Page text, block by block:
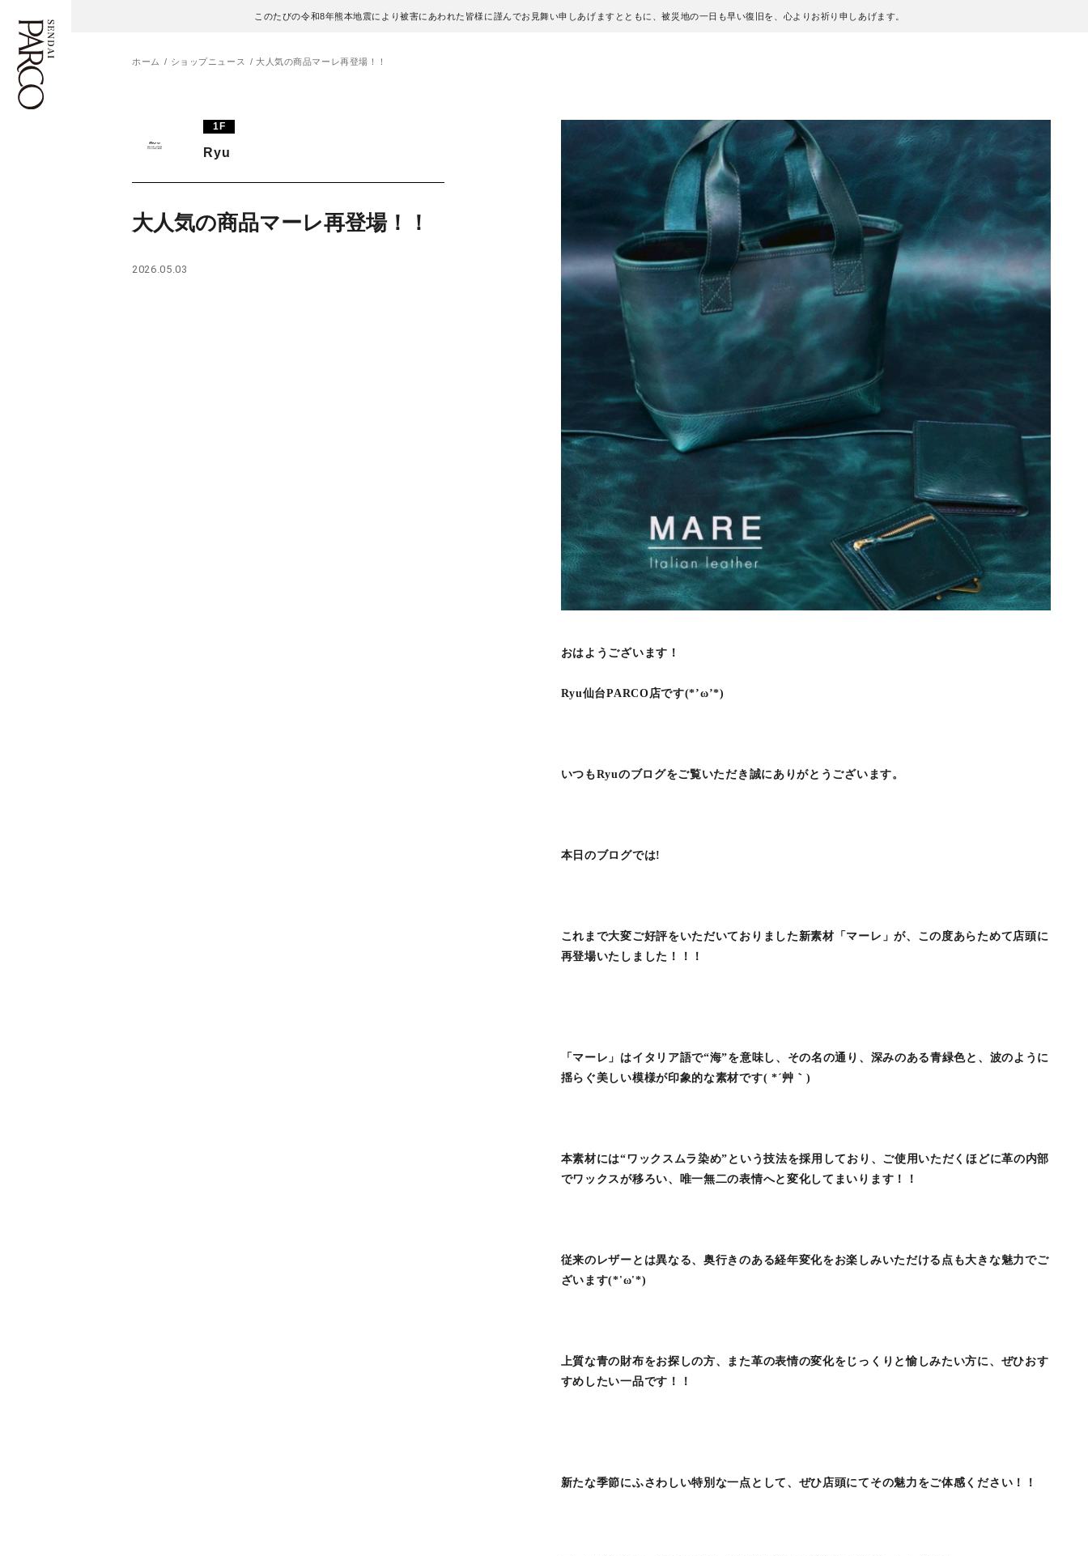
このたびの令和8年熊本地震により被害にあわれた皆様に謹んでお見舞い申しあげますとともに、被災地の一日も早い復旧を、心よりお祈り申しあげます。
施設案内・アクセス
ホーム ショップニュース 大人気の商品マーレ再登場！！
1F
Ryu
大人気の商品マーレ再登場！！
2026.05.03
おはようございます！
Ryu仙台PARCO店です(*’ω’*)
いつもRyuのブログをご覧いただき誠にありがとうございます。
本日のブログでは!
これまで大変ご好評をいただいておりました新素材「マーレ」が、この度あらためて店頭に
再登場いたしました！！！
「マーレ」はイタリア語で“海”を意味し、その名の通り、深みのある青緑色と、波のように
揺らぐ美しい模様が印象的な素材です( *´艸｀)
本素材には“ワックスムラ染め”という技法を採用しており、ご使用いただくほどに革の内部
でワックスが移ろい、唯一無二の表情へと変化してまいります！！
従来のレザーとは異なる、奥行きのある経年変化をお楽しみいただける点も大きな魅力でご
ざいます(*'ω'*)
上質な青の財布をお探しの方、また革の表情の変化をじっくりと愉しみたい方に、ぜひおす
すめしたい一品です！！
新たな季節にふさわしい特別な一点として、ぜひ店頭にてその魅力をご体感ください！！